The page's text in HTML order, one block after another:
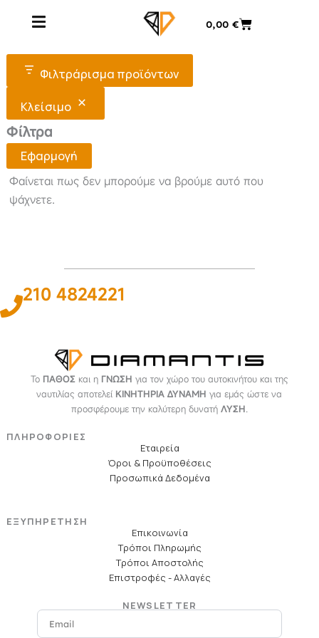
0,00 €Cart
Καλύμματα Ταμπλό
Φιλτράρισμα προϊόντων
Κλείσιμο
Φίλτρα
Εφαρμογή
Φαίνεται πως δεν μπορούμε να βρούμε αυτό που
ψάχνετε.
210 4824221
Το ΠΑΘΟΣκαι η ΓΝΩΣΗ για τον χώρο του αυτοκινήτου και της
ναυτιλίας αποτελεί ΚΙΝΗΤΗΡΙΑ ΔΥΝΑΜΗ για εμάς ώστε να
προσφέρουμε την καλύτερη δυνατή ΛΥΣΗ.
ΠΛΗΡΟΦΟΡΙΕΣ
Εταιρεία
Όροι & Προϋποθέσεις
Προσωπικά Δεδομένα
ΕΞΥΠΗΡΕΤΗΣΗ
Επικοινωνία
Τρόποι Πληρωμής
Τρόποι Αποστολής
Επιστροφές - Αλλαγές
NEWSLETTER
Email